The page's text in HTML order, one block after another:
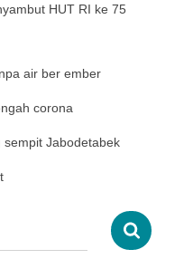
HUT RI ke 75
air ber ember
corona
Jabodetabek